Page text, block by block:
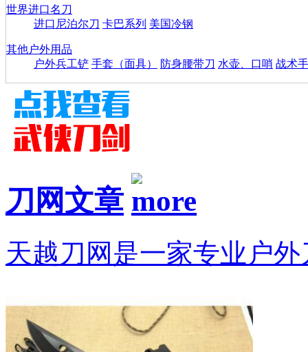
世界进口名刀
进口尼泊尔刀 卡巴系列 美国冷钢
其他户外用品
户外兵工铲 手套（面具） 防身腰带刀 水壶、口哨 战术
刀网文章
天越刀网是一家专业户